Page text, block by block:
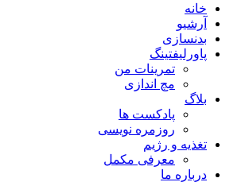
خانه
آرشیو
بدنسازی
پاورلیفتینگ
تمرینات من
مچ اندازی
بلاگ
پادکست ها
روزمره نویسی
تغذیه و رژیم
معرفی مکمل
درباره ما